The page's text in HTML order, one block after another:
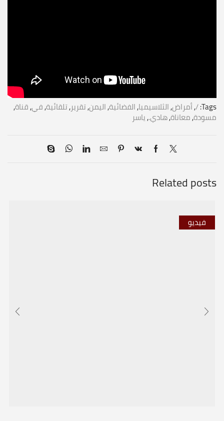
Tags:
/
,أمراض,الثلاسيميا,الفضائية,اليمن,تقرير,تلقائية,في,قناة,
مسودة,معاناة,هادي.,ياسر
Related posts
فيديو